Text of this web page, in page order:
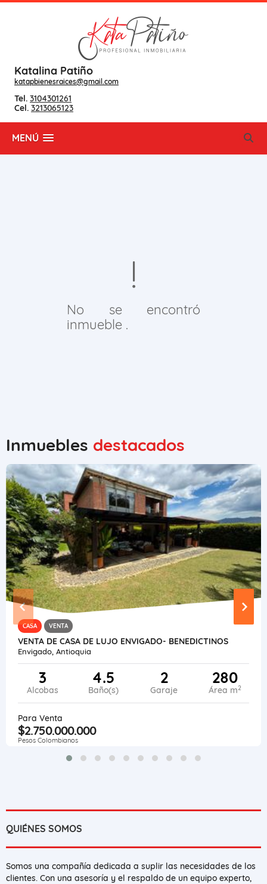
Katalina Patiño
katapbienesraices@gmail.com
Tel. 3104301261
Cel. 3213065123
MENÚ
No se encontró
inmueble .
Inmuebles destacados
CASA VENTA
VENTA DE CASA DE LUJO ENVIGADO- BENEDICTINOS
Envigado, Antioquia
3
Alcobas
4.5
Baño(s)
2
Garaje
280
Área m2
Para Venta
$2.750.000.000
Pesos Colombianos
QUIÉNES SOMOS
Somos una compañía dedicada a suplir las necesidades de los
clientes. Con una asesoría y el respaldo de un equipo experto,